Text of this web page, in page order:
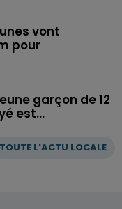
TOUTE L'ACTU LOCALE
vont
pour
garçon de 12
est...